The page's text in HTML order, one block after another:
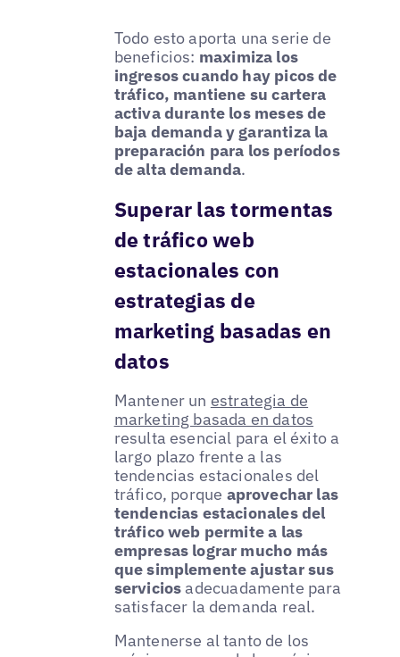
Todo esto aporta una serie de
beneficios: maximiza los
ingresos cuando hay picos de
tráfico, mantiene su cartera
activa durante los meses de
baja demanda y garantiza la
preparación para los períodos
de alta demanda.
Superar las tormentas
de tráfico web
estacionales con
estrategias de
marketing basadas en
datos
Mantener un estrategia de
marketing basada en datos
resulta esencial para el éxito a
largo plazo frente a las
tendencias estacionales del
tráfico, porque aprovechar las
tendencias estacionales del
tráfico web permite a las
empresas lograr mucho más
que simplemente ajustar sus
serviciosadecuadamente para
satisfacer la demanda real.
Mantenerse al tanto de los